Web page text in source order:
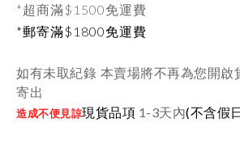
*超商滿$1500免運費
*郵寄滿$1800免運費
如有未取紀錄 本賣場將不再為您開啟
寄出
造成不便見諒現貨品項 1-3天內(不含假